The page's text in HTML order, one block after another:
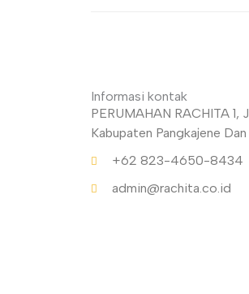
Informasi kontak
PERUMAHAN RACHITA
Kabupaten Pangkajene
+62 823-4650-8434
admin@rachita.co.id